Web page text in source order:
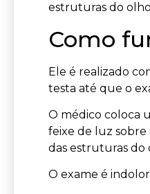
estruturas do
Como
Ele é realizado
testa até que o
O médico coloca
feixe de luz sobre
das estruturas do
O exame é